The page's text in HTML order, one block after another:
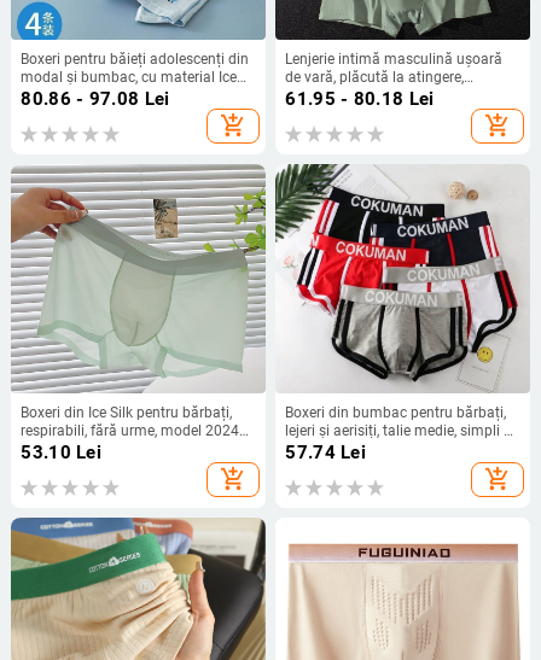
Boxeri pentru băieți adolescenți din
modal și bumbac, cu material Ice
Silk
80.86 - 97.08 Lei
add_shopping_cart
Lenjerie intimă masculină ușoară
de vară, plăcută la atingere,
respirabilă, talie medie, în culori
61.95 - 80.18 Lei
add_shopping_cart
Boxeri din Ice Silk pentru bărbați,
respirabili, fără urme, model 2024
nou, mărime mare
53.10 Lei
add_shopping_cart
Boxeri din bumbac pentru bărbați,
lejeri și aerisiți, talie medie, simpli și
stilizați pentru sport tineret
57.74Lei
add_shopping_cart